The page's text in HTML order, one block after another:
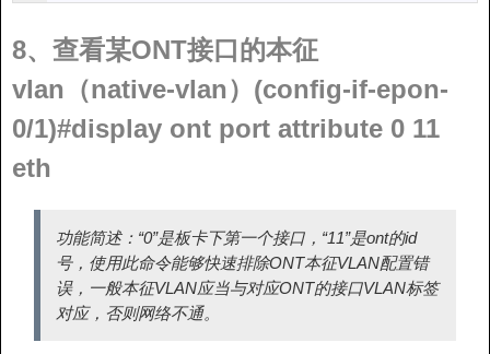
8、查看某ONT接口的本征
vlan（native-vlan）(config-if-epon-
0/1)#display ont port attribute 0 11
eth
功能简述：“0”是板卡下第一个接口，“11”是ont的id
号，使用此命令能够快速排除ONT本征VLAN配置错
误，一般本征VLAN应当与对应ONT的接口VLAN标签
对应，否则网络不通。